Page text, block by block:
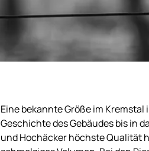
Eine bekannte Größe im
Geschichte des Gebäudes bis in
und Hochäcker höchste Qualität